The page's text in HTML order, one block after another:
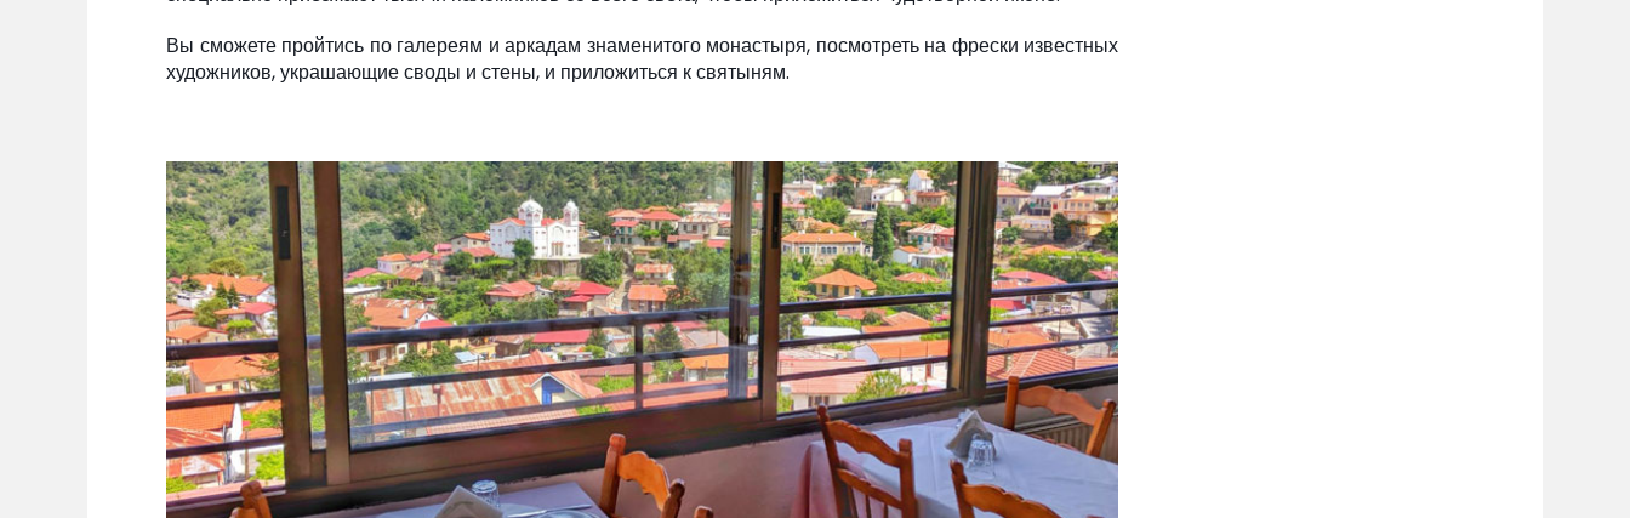
Вы сможете пройтись по галереям и аркадам знаменитого монастыря, посмотреть на фрески известных
художников, украшающие своды и стены, и приложиться к святыням.